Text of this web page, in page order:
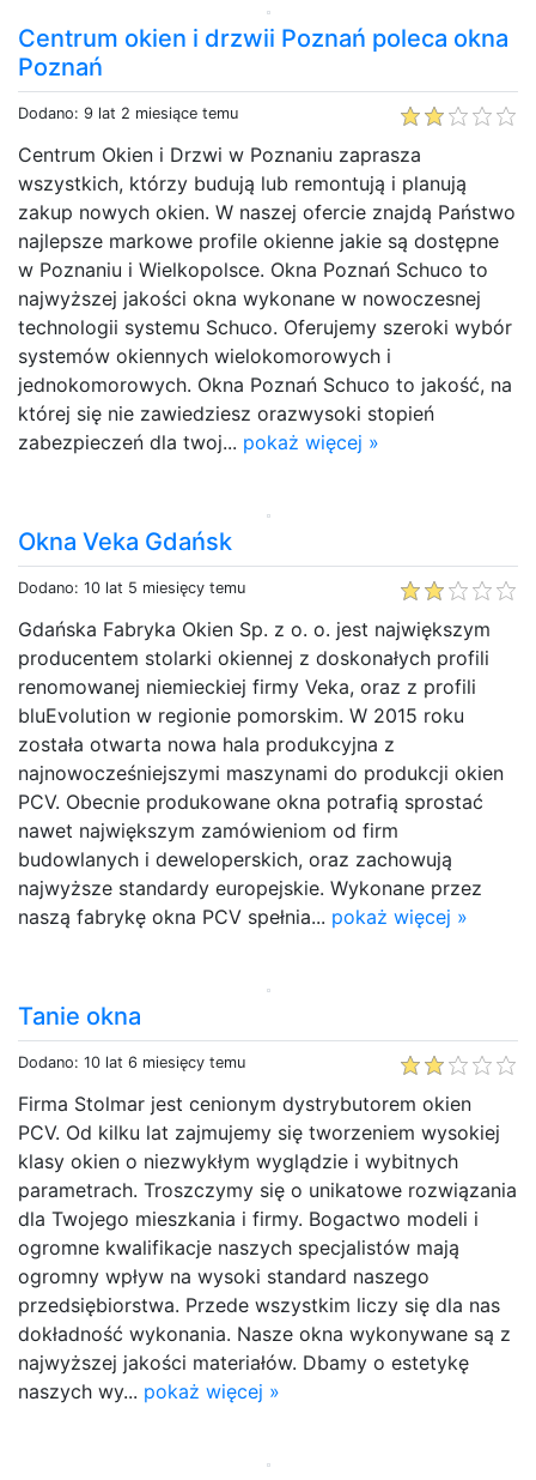
Centrum okien i drzwii Poznań poleca okna
Poznań
Dodano: 9 lat 2 miesiące temu
Centrum Okien i Drzwi w Poznaniu zaprasza
wszystkich, którzy budują lub remontują i planują
zakup nowych okien. W naszej ofercie znajdą Państwo
najlepsze markowe profile okienne jakie są dostępne
w Poznaniu i Wielkopolsce. Okna Poznań Schuco to
najwyższej jakości okna wykonane w nowoczesnej
technologii systemu Schuco. Oferujemy szeroki wybór
systemów okiennych wielokomorowych i
jednokomorowych. Okna Poznań Schuco to jakość, na
której się nie zawiedziesz orazwysoki stopień
zabezpieczeń dla twoj... pokaż więcej »
Okna Veka Gdańsk
Dodano: 10 lat 5 miesięcy temu
Gdańska Fabryka Okien Sp. z o. o. jest największym
producentem stolarki okiennej z doskonałych profili
renomowanej niemieckiej firmy Veka, oraz z profili
bluEvolution w regionie pomorskim. W 2015 roku
została otwarta nowa hala produkcyjna z
najnowocześniejszymi maszynami do produkcji okien
PCV. Obecnie produkowane okna potrafią sprostać
nawet największym zamówieniom od firm
budowlanych i deweloperskich, oraz zachowują
najwyższe standardy europejskie. Wykonane przez
naszą fabrykę okna PCV spełnia... pokaż więcej »
Tanie okna
Dodano: 10 lat 6 miesięcy temu
Firma Stolmar jest cenionym dystrybutorem okien
PCV. Od kilku lat zajmujemy się tworzeniem wysokiej
klasy okien o niezwykłym wyglądzie i wybitnych
parametrach. Troszczymy się o unikatowe rozwiązania
dla Twojego mieszkania i firmy. Bogactwo modeli i
ogromne kwalifikacje naszych specjalistów mają
ogromny wpływ na wysoki standard naszego
przedsiębiorstwa. Przede wszystkim liczy się dla nas
dokładność wykonania. Nasze okna wykonywane są z
najwyższej jakości materiałów. Dbamy o estetykę
naszych wy... pokaż więcej »